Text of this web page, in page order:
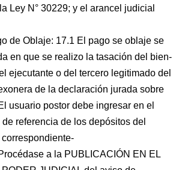
Ley N° 30229; y el arancel judicial
de Oblaje: 17.1 El pago se oblaje se
en que se realizo la tasación del bien-
ejecutante o del tercero legitimado del
de la declaración jurada sobre
usuario postor debe ingresar en el
referencia de los depósitos del
a la PUBLICACIÓN EN EL